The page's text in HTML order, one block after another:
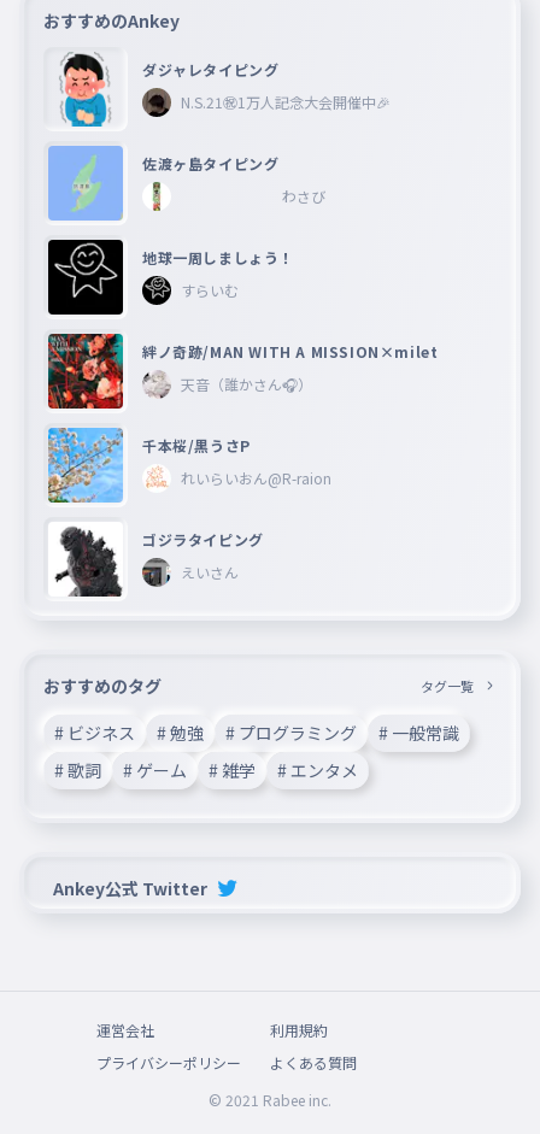
おすすめのAnkey
ダジャレタイピング
N.S.21㊗︎1万人記念大会開催中🎉
佐渡ヶ島タイピング
わさび
地球一周しましょう！
すらいむ
絆ノ奇跡/MAN WITH A MISSION×milet
天音（誰かさん🎧）
千本桜/黒うさP
れいらいおん@R-raion
ゴジラタイピング
えいさん
おすすめのタグ タグ一覧
# ビジネス # 勉強 # プログラミング
# 一般常識
# 歌詞
# ゲーム # 雑学 # エンタメ
Ankey公式 Twitter
運営会社
利用規約
プライバシーポリシー
よくある質問
© 2021 Rabee inc.